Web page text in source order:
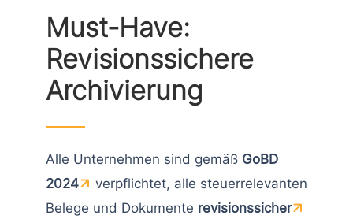
Must-Have:
Revisionssichere
Archivierung
Alle Unternehmen sind gemäß GoBD
2024
verpflichtet, alle steuerrelevanten
Belege und Dokumente revisionssicher